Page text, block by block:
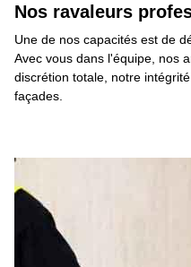
Nos ravaleurs
Une de nos capacités est de
Avec vous dans l'équipe, nos
discrétion totale, notre
façades.